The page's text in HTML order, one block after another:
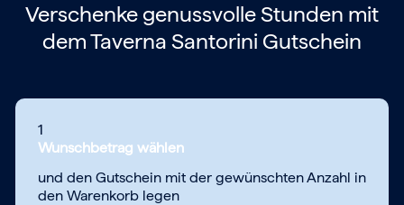
Verschenke genussvolle Stunden mit
demTaverna Santorini Gutschein
1
Wunschbetrag wählen
und den Gutschein mit der gewünschten Anzahl in
den Warenkorb legen